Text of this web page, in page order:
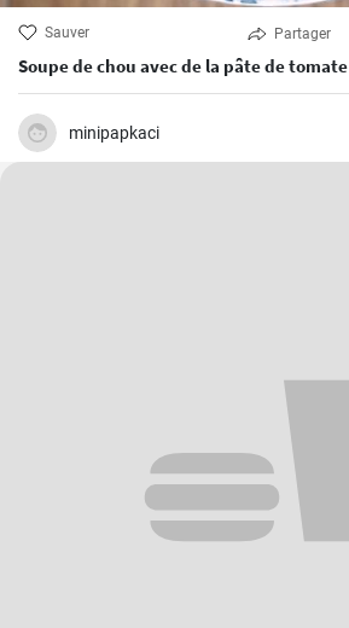
Sauver Partager
Soupe de chou avec de la pâte de tomate
minipapkaci